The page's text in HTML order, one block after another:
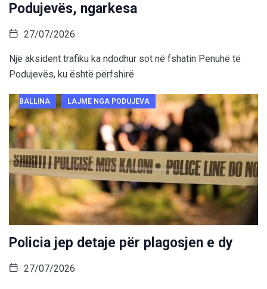
Podujevës, ngarkesa
27/07/2026
Një aksident trafiku ka ndodhur sot në fshatin Penuhë të
Podujevës, ku është përfshirë
BALLINA LAJME NGA PODUJEVA
Policia jep detaje për plagosjen e dy
27/07/2026